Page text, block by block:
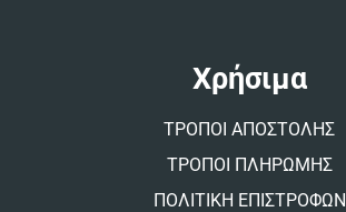
Χρήσιμα
ΤΡΟΠΟΙ ΑΠΟΣΤΟΛΗΣ
ΤΡΟΠΟΙ ΠΛΗΡΩΜΗΣ
ΠΟΛΙΤΙΚΗ ΕΠΙΣΤΡΟΦΩΝ